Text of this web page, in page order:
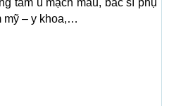
tâm u mạch máu, bác sĩ phụ
mỹ – y khoa,…